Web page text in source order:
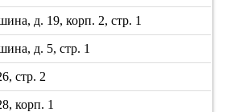
д. 19, корп. 2, стр. 1
д. 5, стр. 1
стр. 2
корп. 1